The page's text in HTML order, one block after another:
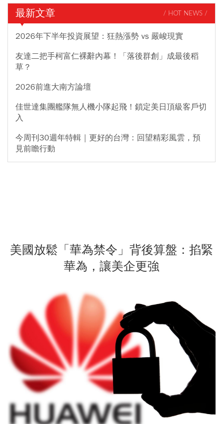
最新文章 / HOT NEWS /
2026年下半年投資展望：狂熱漲勢 vs 嚴峻現實
友達二把手柯富仁裸辭內幕！「落後群創」成最後稻
草？
2026前進大南方論壇
佳世達集團艦隊無人機小隊起飛！鎖定美日頂級客戶切
入
今周刊30週年特輯｜更好的台灣：回望精彩風雲，預
見前瞻行動
美國放鬆「華為禁令」背後算盤：掐緊
華為，讓美企更強